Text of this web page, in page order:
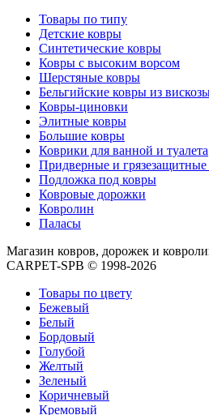
Овальные
ковры
Круглые
ковры
Квадратные
ковры
Полуовальные
ковры
Восьмигранники
Дорожки
Синтетические
ковровые
дорожки
Дорожки
на
резиновой
основе
шерстяные
дорожки
Паласные
дорожки
Кремлевские
дорожки
Ковролин
Ковролин
в
Товары по типу
Детские ковры
Синтетические ковры
Ковры с высоким ворсом
Шерстяные ковры
Бельгийские ковры из
Ковры-циновки
Элитные ковры
Большие ковры
Коврики для ванной и туалета
Придверные и
Подложка под ковры
Ковровые дорожки
Ковролин
Паласы
Магазин ковров, дорожек и
CARPET-SPB © 1998-2026
Товары по цвету
Бежевый
Белый
Бордовый
Голубой
Желтый
Зеленый
Коричневый
Кремовый